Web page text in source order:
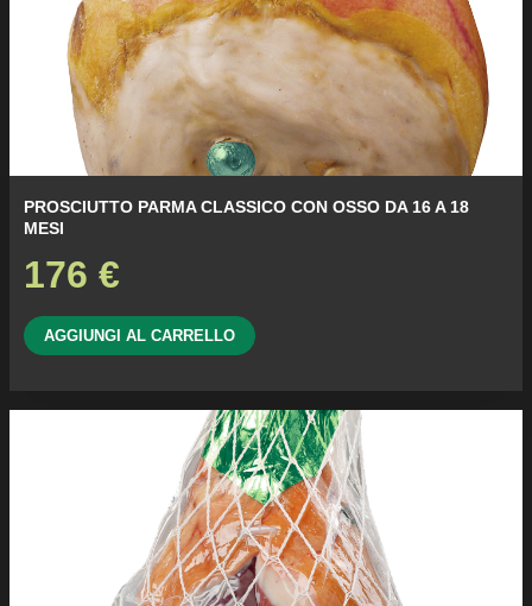
PROSCIUTTO PARMA CLASSICO CON OSSO DA 16 A 18
MESI
176 €
AGGIUNGI AL CARRELLO